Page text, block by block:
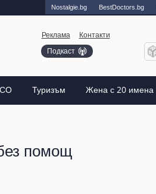
Nostalgie.bg BestDoctors.bg
Реклама
Контакти
Подкаст
Туризъм Жена с 20 имена
помощ